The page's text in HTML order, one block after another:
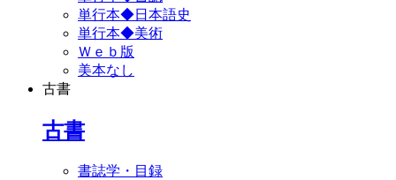
単行本◆日本語史
単行本◆美術
Ｗｅｂ版
美本なし
古書
古書
書誌学・目録